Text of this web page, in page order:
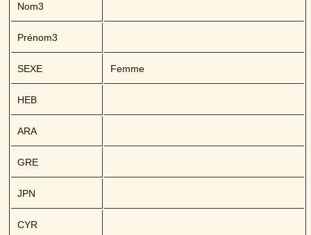
Nom3
Prénom3
SEXE Femme
HEB
ARA
GRE
JPN
CYR